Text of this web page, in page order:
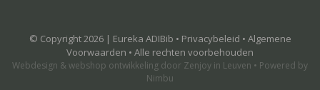
© Copyright 2026 | Eureka ADIBib • Privacybeleid • Algemene
Voorwaarden • Alle rechten voorbehouden
Webdesign & webshop ontwikkeling door Zenjoy in Leuven • Powered by
Nimbu